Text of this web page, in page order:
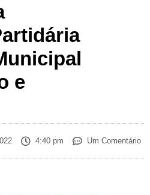
e
4:40 pm Um Comentário